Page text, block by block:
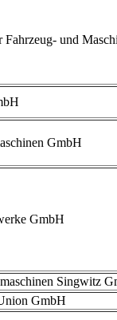
und
GmbH
GmbH
Singwitz
GmbH